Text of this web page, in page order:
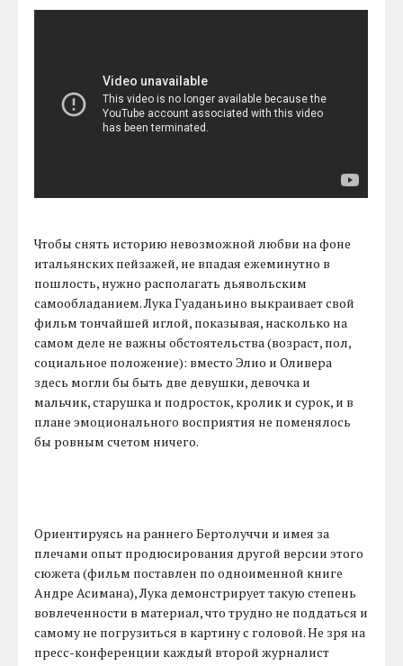
Чтобы снять историю невозможной любви на фоне
итальянских пейзажей, не впадая ежеминутно в
пошлость, нужно располагать дьявольским
самообладанием. Лука Гуаданьино выкраивает свой
фильм тончайшей иглой, показывая, насколько на
самом деле не важны обстоятельства (возраст, пол,
социальное положение): вместо Элио и Оливера
здесь могли бы быть две девушки, девочка и
мальчик, старушка и подросток, кролик и сурок, и в
плане эмоционального восприятия не поменялось
бы ровным счетом ничего.
Ориентируясь на раннего Бертолуччи и имея за
плечами опыт продюсирования другой версии этого
сюжета (фильм поставлен по одноименной книге
Андре Асимана), Лука демонстрирует такую степень
вовлеченности в материал, что трудно не поддаться и
самому не погрузиться в картину с головой. Не зря на
пресс-конференции каждый второй журналист